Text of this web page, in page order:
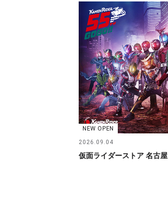
NEW OPEN
2026.09.04
仮面ライダーストア 名古屋